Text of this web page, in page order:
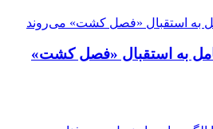
به استقبال «فصل کشت»